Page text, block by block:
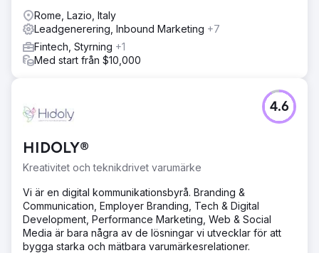
gånger och Instagram-annonser genererade tusentals
kvalificerade förfrågningar. Direktbokningar översteg 150
000 dollar i hänförbara intäkter, kostnaden per förvärv
minskade med 58 % och avkastningen på
Rome, Lazio, Italy
Leadgenerering, Inbound Marketing +7
Fintech, Styrning +1
Med start från $10,000
HIDOLY®
Kreativitet och teknikdrivet varumärke
4.6
Vi är en digital kommunikationsbyrå. Branding &
Communication, Employer Branding, Tech & Digital
Development, Performance Marketing, Web & Social
Media är bara några av de lösningar vi utvecklar för att
bygga starka och mätbara varumärkesrelationer.